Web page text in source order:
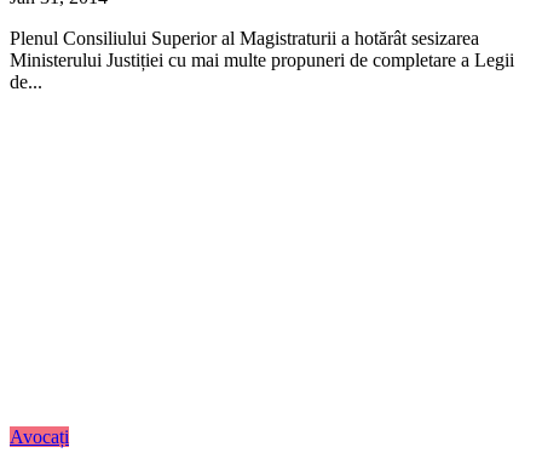
Plenul Consiliului Superior al Magistraturii a hotărât sesizarea
Ministerului Justiției cu mai multe propuneri de completare a Legii
de...
Avocați